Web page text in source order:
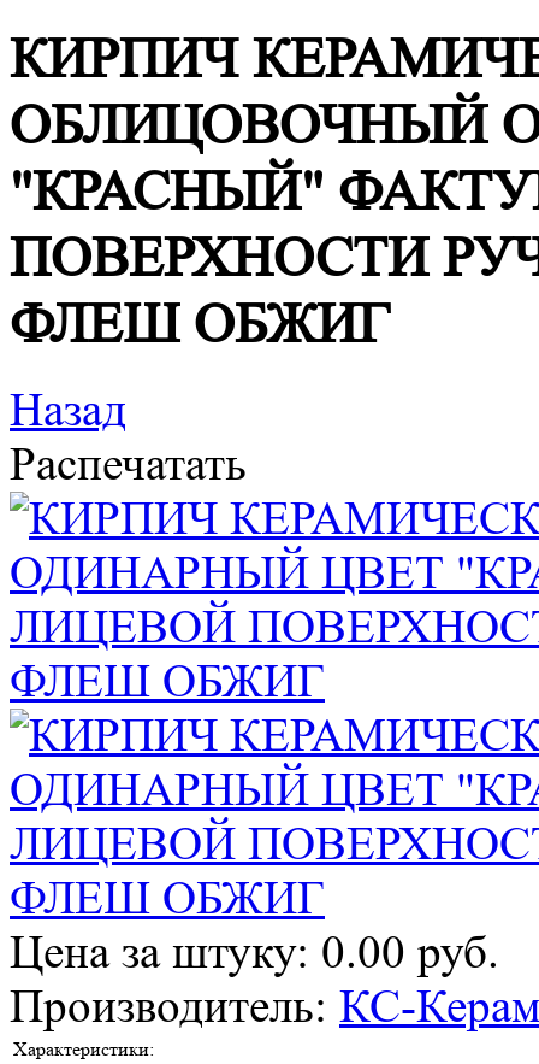
КИРПИЧ
ОБЛИЦОВОЧНЫЙ
"КРАСНЫЙ"
ПОВЕРХНОСТИ
ФЛЕШ ОБЖИГ
Назад
Распечатать
Цена за штуку: 0.00 руб.
Производитель: КС-
Характеристики: